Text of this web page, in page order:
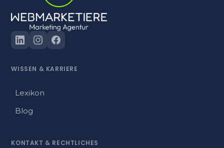
WISSEN & KARRIERE
Lexikon
Blog
KONTAKT & RECHTLICHES